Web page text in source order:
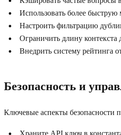
Использовать более
Настроить фильтрацию
Ограничить длину контекста
Внедрить систему рейтинга
Безопасность и
Ключевые аспекты безопасности
Храните API ключ в